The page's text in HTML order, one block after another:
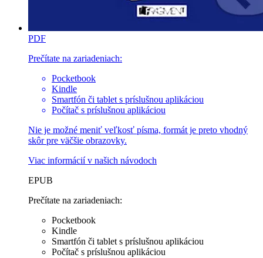
PDF
Prečítate na zariadeniach:
Pocketbook
Kindle
Smartfón či tablet s príslušnou aplikáciou
Počítač s príslušnou aplikáciou
Nie je možné meniť veľkosť písma, formát je preto vhodný
skôr pre väčšie obrazovky.
Viac informácií v našich návodoch
EPUB
Prečítate na zariadeniach:
Pocketbook
Kindle
Smartfón či tablet s príslušnou aplikáciou
Počítač s príslušnou aplikáciou